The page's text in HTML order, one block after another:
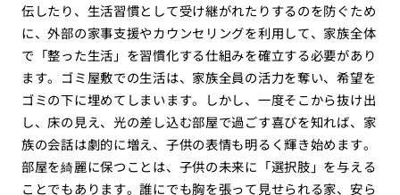
伝したり、生活習慣として受け継がれたりするのを防ぐため
に、外部の家事支援やカウンセリングを利用して、家族全体
で「整った生活」を習慣化する仕組みを確立する必要があり
ます。ゴミ屋敷での生活は、家族全員の活力を奪い、希望を
ゴミの下に埋めてしまいます。しかし、一度そこから抜け出
し、床の見え、光の差し込む部屋で過ごす喜びを知れば、家
族の会話は劇的に増え、子供の表情も明るく輝き始めます。
部屋を綺麗に保つことは、子供の未来に「選択肢」を与える
ことでもあります。誰にでも胸を張って見せられる家、安ら